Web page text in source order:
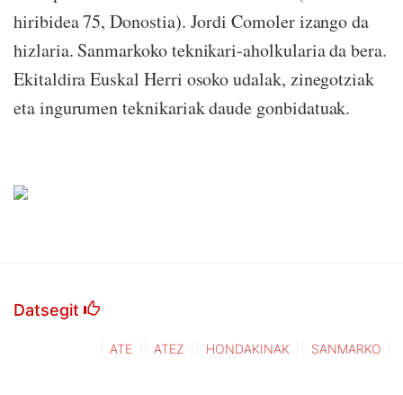
hiribidea 75, Donostia). Jordi Comoler izango da
hizlaria. Sanmarkoko teknikari-aholkularia da bera.
Ekitaldira Euskal Herri osoko udalak, zinegotziak
eta ingurumen teknikariak daude gonbidatuak.
Datsegit
ATE ATEZ HONDAKINAK SANMARKO